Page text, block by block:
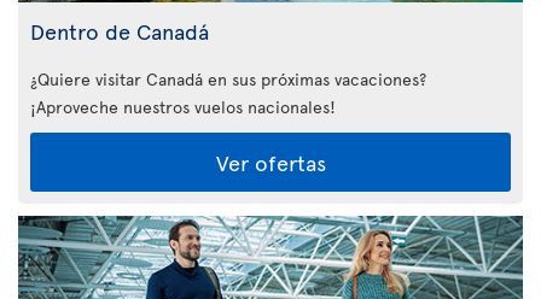
Dentro de Canadá
¿Quiere visitar Canadá en sus próximas vacaciones?
¡Aproveche nuestros vuelos nacionales!
Ver ofertas